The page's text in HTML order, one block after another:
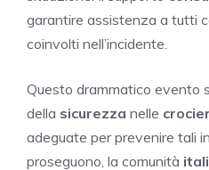
garantire assistenza a tutti
coinvolti nell’incidente.
Questo drammatico evento
della sicurezza nelle
adeguate per prevenire tali
proseguono, la comunità